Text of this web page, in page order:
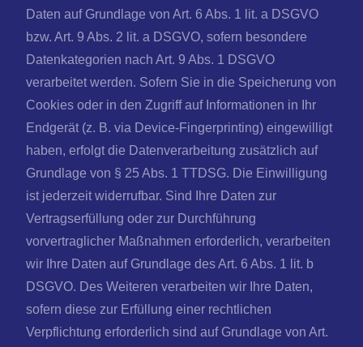
Daten auf Grundlage von Art. 6 Abs. 1 lit. a DSGVO
bzw. Art. 9 Abs. 2 lit. a DSGVO, sofern besondere
Datenkategorien nach Art. 9 Abs. 1 DSGVO
verarbeitet werden. Sofern Sie in die Speicherung von
Cookies oder in den Zugriff auf Informationen in Ihr
Endgerät (z. B. via Device-Fingerprinting) eingewilligt
haben, erfolgt die Datenverarbeitung zusätzlich auf
Grundlage von § 25 Abs. 1 TTDSG. Die Einwilligung
ist jederzeit widerrufbar. Sind Ihre Daten zur
Vertragserfüllung oder zur Durchführung
vorvertraglicher Maßnahmen erforderlich, verarbeiten
wir Ihre Daten auf Grundlage des Art. 6 Abs. 1 lit. b
DSGVO. Des Weiteren verarbeiten wir Ihre Daten,
sofern diese zur Erfüllung einer rechtlichen
Verpflichtung erforderlich sind auf Grundlage von Art.